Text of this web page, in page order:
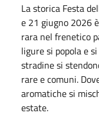
La storica Festa
e 21 giugno 2026
rara nel frenetico
ligure si popola e
stradine si
rare e comuni.
aromatiche si
estate.